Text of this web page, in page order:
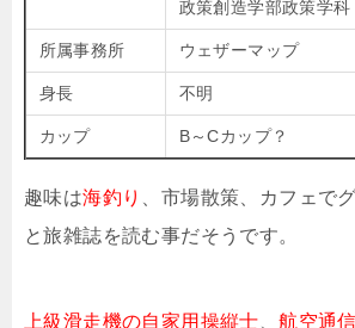
政策創造学部政策学科
所属事務所 ウェザーマップ
身長 不明
カップ B～Cカップ？
趣味は海釣り
、市場散策、カフェで
と旅雑誌を読む事だそうです。
上級滑走機の自家用操縦士 、航空通